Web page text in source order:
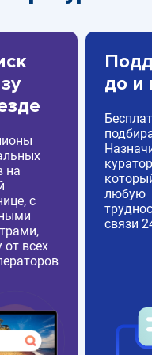
на
с
от всех
до и
любую
связи